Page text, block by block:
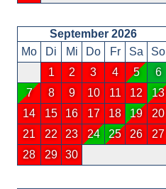
September 2026
Mo
Di Mi Do Fr Sa
So
1
2 3 4 5
6
7
8 9 10 11 12
13
14
15 16 17 18 19
20
21
22 23 24 25 26
27
28
29 30